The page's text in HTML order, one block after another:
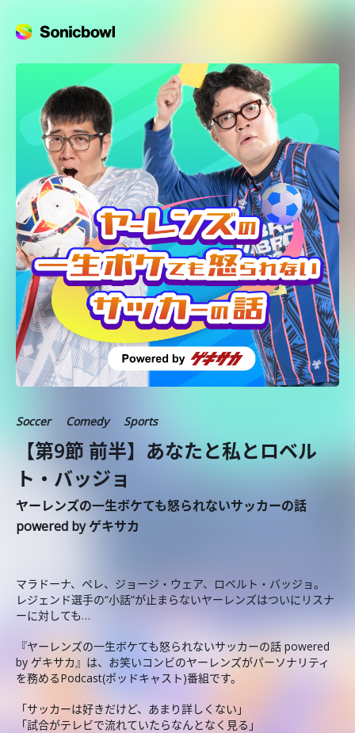
Soccer Comedy Sports
【第9節 前半】あなたと私とロベル
ト・バッジョ
ヤーレンズの一生ボケても怒られないサッカーの話
powered by ゲキサカ
マラドーナ、ペレ、ジョージ・ウェア、ロベルト・バッジョ。
レジェンド選手の“小話”が止まらないヤーレンズはついにリスナ
ーに対しても…
『ヤーレンズの一生ボケても怒られないサッカーの話 powered
by ゲキサカ』は、お笑いコンビのヤーレンズがパーソナリティ
を務めるPodcast(ポッドキャスト)番組です。
「サッカーは好きだけど、あまり詳しくない」
「試合がテレビで流れていたらなんとなく見る」